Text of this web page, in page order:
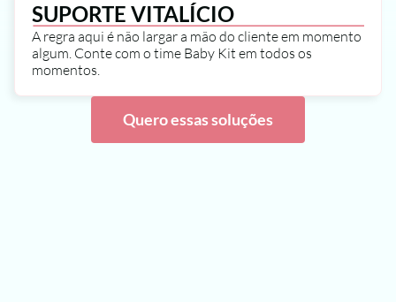
SUPORTE VITALÍCIO
A regra aqui é não largar a mão do cliente em momento
algum. Conte com o time Baby Kit em todos os
momentos.
Quero essas soluções